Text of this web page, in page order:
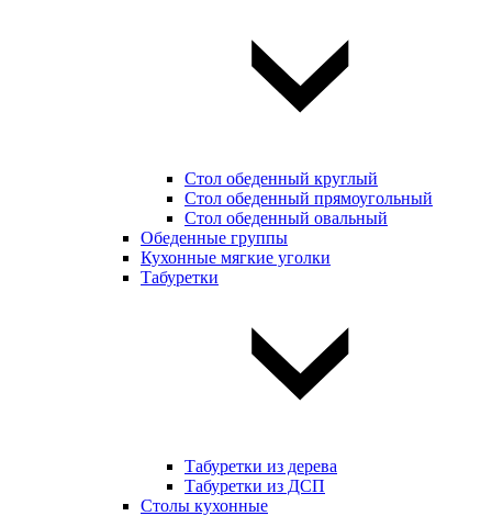
Стол обеденный круглый
Стол обеденный прямоугольный
Стол обеденный овальный
Обеденные группы
Кухонные мягкие уголки
Табуретки
Табуретки из дерева
Табуретки из ДСП
Столы кухонные